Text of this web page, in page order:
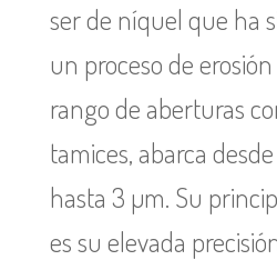
ser de níquel que ha
un proceso de
rango de aberturas
tamices, abarca
hasta 3 µm. Su
es su elevada